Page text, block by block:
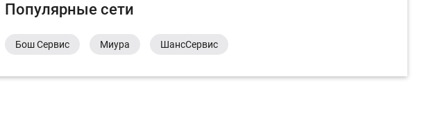
Популярные сети
Бош Сервис Миура ШансСервис